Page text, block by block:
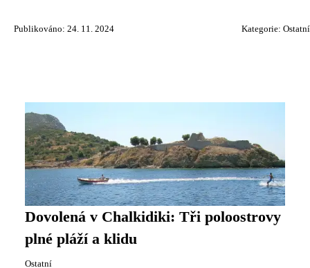
Publikováno: 24. 11. 2024 Kategorie: Ostatní
Dovolená v Chalkidiki: Tři poloostrovy
plné pláží a klidu
Ostatní